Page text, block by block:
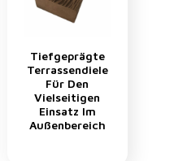
Tiefgeprägte
Terrassendiele
Für Den
Vielseitigen
Einsatz Im
Außenbereich